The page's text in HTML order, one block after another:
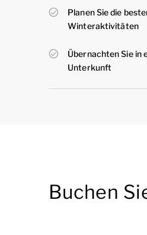
Planen Sie die
Winteraktivitäten
Übernachten Sie in
Unterkunft
Buchen